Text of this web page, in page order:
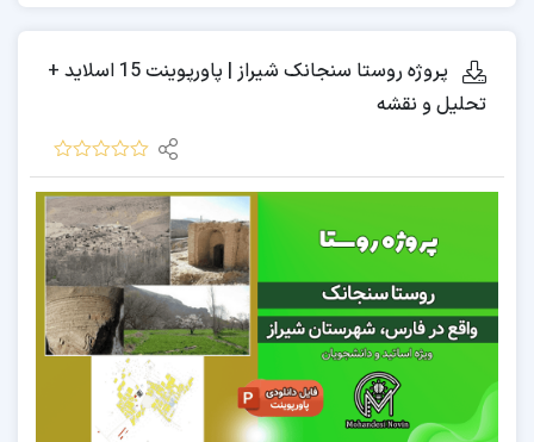
پروژه روستا سنجانک شیراز | پاورپوینت 15 اسلاید +
تحلیل و نقشه